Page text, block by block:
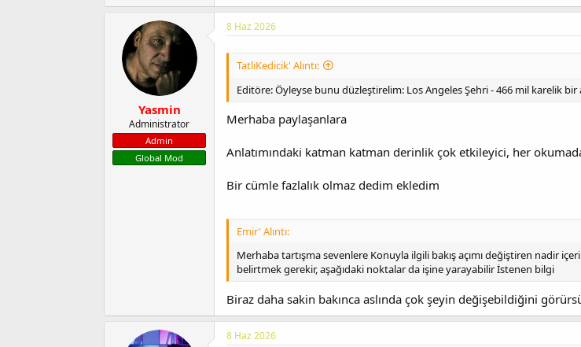
Yasmin
Administrator
Admin
Global Mod
8 Haz 2026
TatliKedicik' Alıntı:
Editöre: Öyleyse bunu düzleştirelim: Los Angeles Şehri - 466 mil karelik
Merhaba paylaşanlara
Anlatımındaki katman katman derinlik çok etkileyici, her
Bir cümle fazlalık olmaz dedim ekledim
Emir' Alıntı:
Merhaba tartışma sevenlere Konuyla ilgili bakış açımı değiştiren nadir
belirtmek gerekir, aşağıdaki noktalar da işine yarayabilir İstenen bilgi
Biraz daha sakin bakınca aslında çok şeyin değişebildiğini
8 Haz 2026